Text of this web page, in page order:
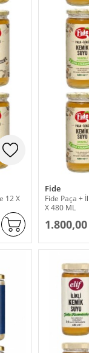
12 X
Fide
Fide Paça +
X 480 ML